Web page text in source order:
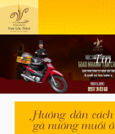
Tin
Hướng dẫn
gà nướng muối